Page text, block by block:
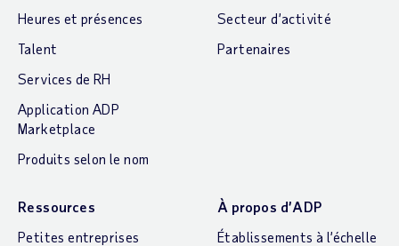
Heures et présences
Talent
Services de RH
Application ADP
Marketplace
Produits selon le nom
Secteur d’activité
Partenaires
Ressources
Petites entreprises
À propos d’ADP
Établissements à l’échelle